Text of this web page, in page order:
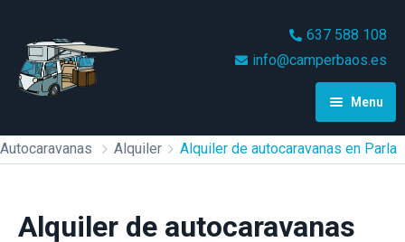
637 588 108
info@camperbaos.es
Menu
Inicio
Alquiler Autocaravana Camper
Videos
Autocaravanas Alquiler Alquiler de autocaravanas en Parla
Alquiler de autocaravanas